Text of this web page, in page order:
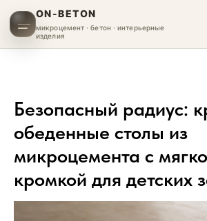
ON-BETON
микроцемент · бетон · интерьерные
изделия
Безопасный радиус:
обеденные столы из
микроцемента с
кромкой для детских